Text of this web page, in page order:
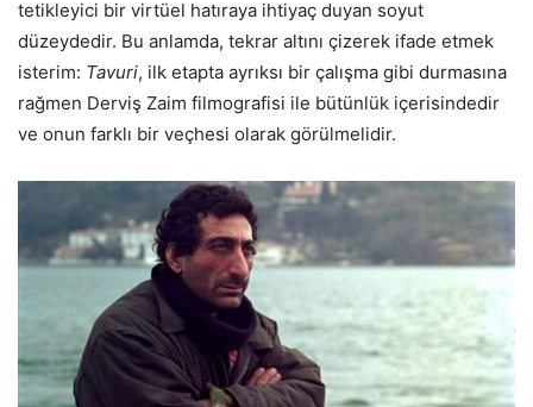
tetikleyici bir virtüel hatıraya ihtiyaç duyan soyut
düzeydedir. Bu anlamda, tekrar altını çizerek ifade etmek
isterim: Tavuri, ilk etapta ayrıksı bir çalışma gibi durmasına
rağmen Derviş Zaim filmografisi ile bütünlük içerisindedir
ve onun farklı bir veçhesi olarak görülmelidir.